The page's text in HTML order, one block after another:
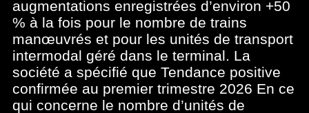
augmentations enregistrées d’environ +50
% à la fois pour le nombre de trains
manœuvrés et pour les unités de transport
intermodal géré dans le terminal. La
société a spécifié que Tendance positive
confirmée au premier trimestre 2026 En ce
qui concerne le nombre d’unités de